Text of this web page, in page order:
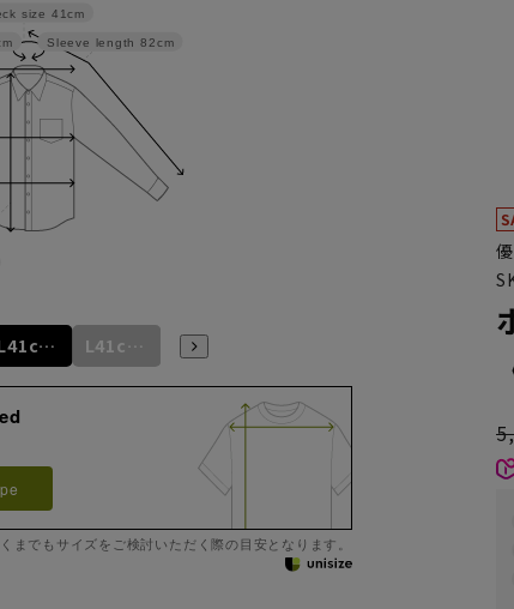
Sleeve length 82cm
size 41cm
L41cm/82cm L41cm/84cm
までもサイズをご検討いただく際の目安となります。